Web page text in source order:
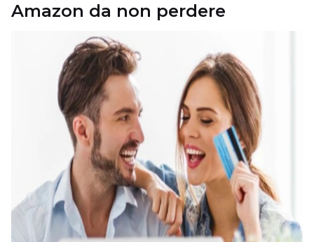
Amazon da non perdere